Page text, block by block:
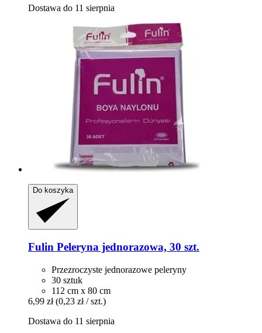
Dostawa do 11 sierpnia
Do koszyka
Fulin Peleryna jednorazowa, 30 szt.
Przezroczyste jednorazowe peleryny
30 sztuk
112 cm x 80 cm
6,99 zł (0,23 zł / szt.)
Dostawa do 11 sierpnia